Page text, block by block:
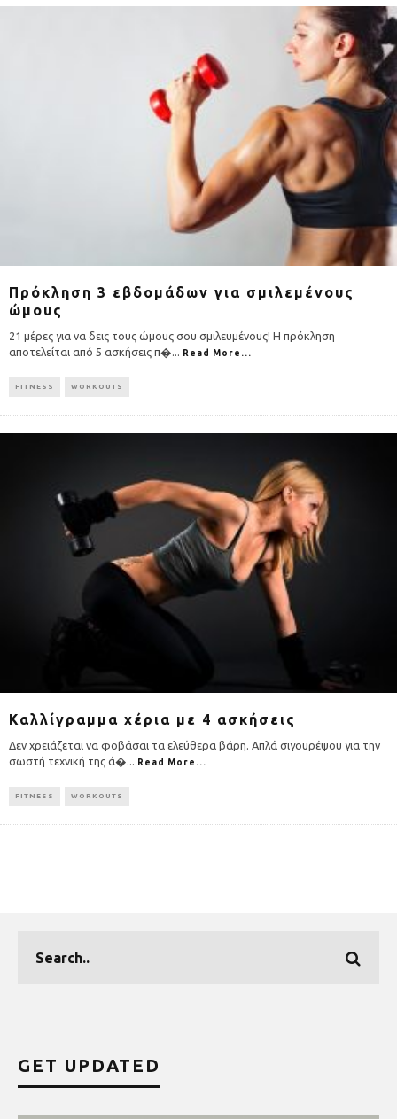
Πρόκληση 3 εβδομάδων για σμιλεμένους
ώμους
21 μέρες για να δεις τους ώμους σου σμιλευμένους! Η πρόκληση
αποτελείται από 5 ασκήσεις π�... Read More...
FITNESS WORKOUTS
Καλλίγραμμα χέρια με 4 ασκήσεις
Δεν χρειάζεται να φοβάσαι τα ελεύθερα βάρη. Απλά σιγουρέψου για την
σωστή τεχνική της ά�... Read More...
FITNESS WORKOUTS
GET UPDATED